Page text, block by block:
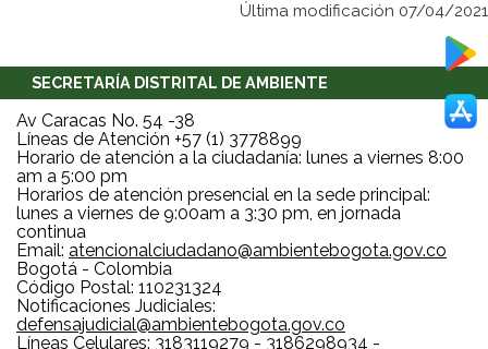
Última modificación 07/04/2021
SECRETARÍA DISTRITAL DE AMBIENTE
Av Caracas No. 54 -38
Líneas de Atención +57 (1) 3778899
Horario de atención a la ciudadanía: lunes a viernes 8:00
am a 5:00 pm
Horarios de atención presencial en la sede principal:
lunes a viernes de 9:00am a 3:30 pm, en jornada
continua
Email: atencionalciudadano@ambientebogota.gov.co
Bogotá - Colombia
Código Postal: 110231324
Notificaciones Judiciales:
defensajudicial@ambientebogota.gov.co
Líneas Celulares: 3183119279 - 3186298934 -